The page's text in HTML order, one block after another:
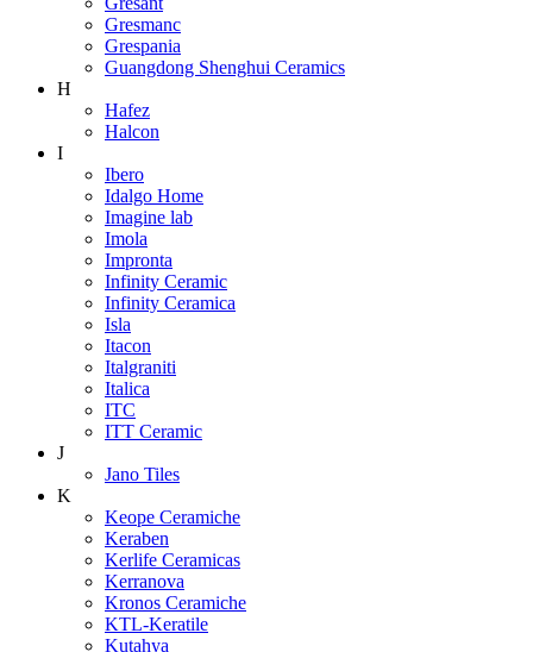
Gresmanc
Grespania
Guangdong Shenghui Ceramics
H
Hafez
Halcon
I
Ibero
Idalgo Home
Imagine lab
Imola
Impronta
Infinity Ceramic
Infinity Ceramica
Isla
Itacon
Italgraniti
Italica
ITC
ITT Ceramic
J
Jano Tiles
K
Keope Ceramiche
Keraben
Kerlife Ceramicas
Kerranova
Kronos Ceramiche
KTL-Keratile
Kutahya